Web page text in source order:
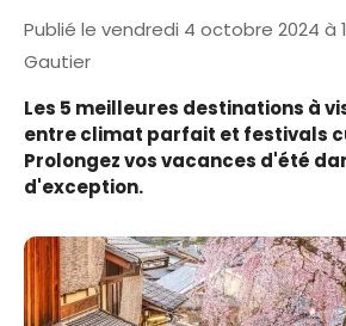
Publié le vendredi 4 octobre 2024 à
Gautier
Les 5 meilleures destinations à
entre climat parfait et festivals
Prolongez vos vacances d'été
d'exception.